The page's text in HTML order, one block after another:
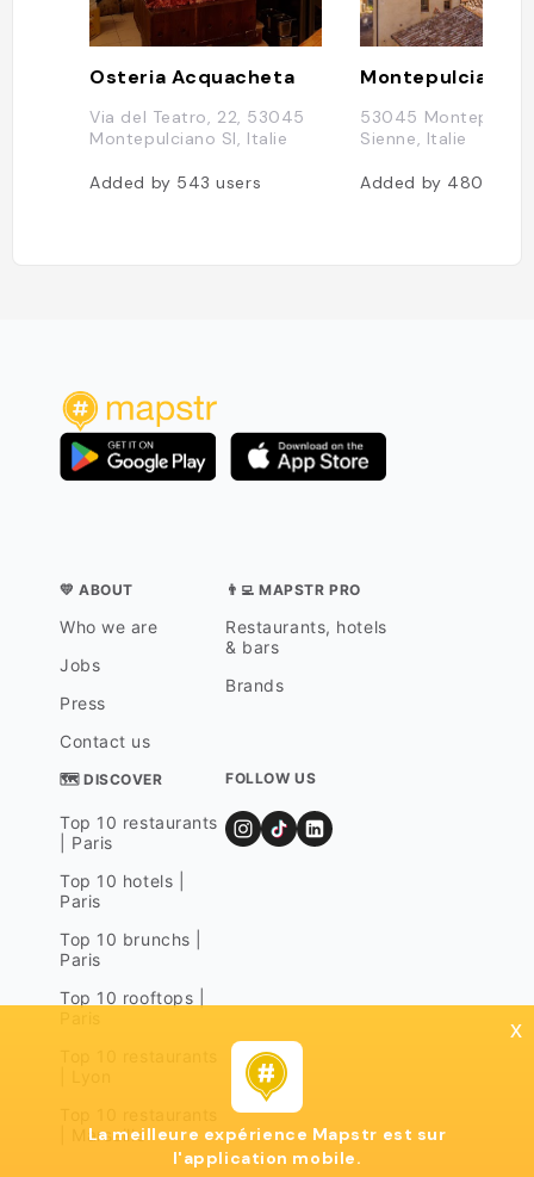
Osteria Acquacheta
Via del Teatro, 22, 53045
Montepulciano SI, Italie
Added by 543users
Montepulciano
53045
Sienne, Italie
Added by 480
💛 ABOUT
Who we are
Jobs
Press
Contact us
👨‍💻 MAPSTR PRO
Restaurants, hotels
& bars
Brands
🗺 DISCOVER
Top 10 restaurants
| Paris
Top 10 hotels |
Paris
Top 10 brunchs |
Paris
Top 10 rooftops |
| Marseille
FOLLOW US
x
La meilleure expérience Mapstr est sur
l'application mobile.